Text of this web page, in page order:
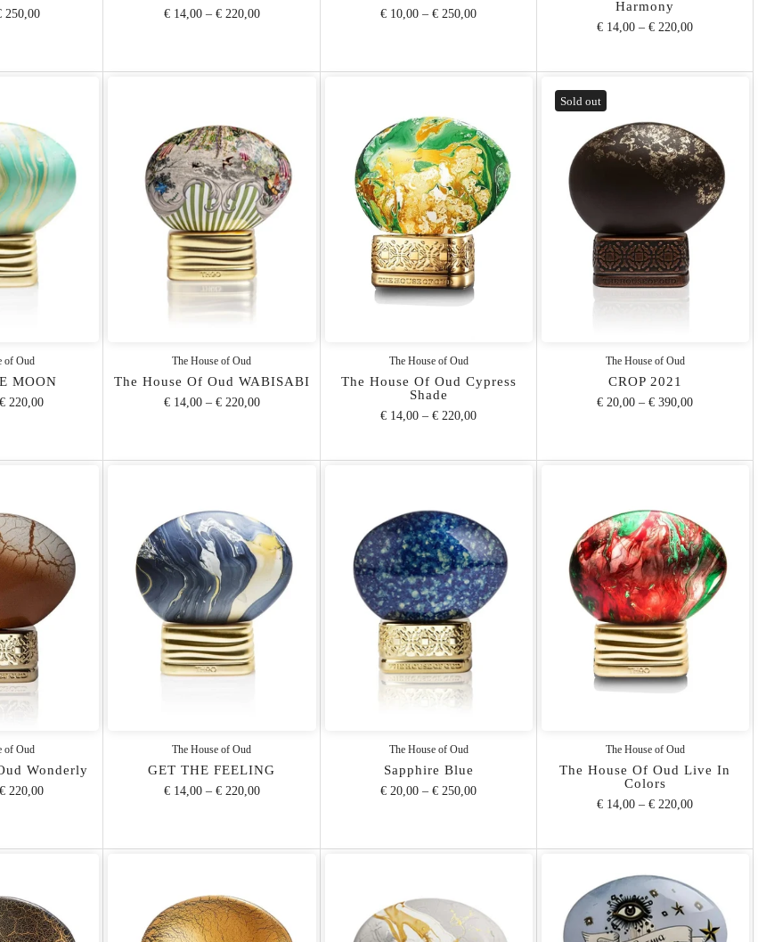
250,00 € 14,00 – € 220,00 € 10,00–€ 250,00
Harmony
€ 14,00–€ 220,00
of Oud
MOON
€ 220,00
The House of Oud
The House Of Oud WABISABI
€ 14,00 – € 220,00
The House of Oud
The House Of Oud Cypress
Shade
€ 14,00–€ 220,00
Sold out
The House of Oud
CROP 2021
€ 20,00–€ 390,00
of Oud
Wonderly
€ 220,00
The House of Oud
GET THE FEELING
€ 14,00 – € 220,00
The House of Oud
Sapphire Blue
€ 20,00–€ 250,00
The House of Oud
The House Of Oud Live In
Colors
€ 14,00–€ 220,00